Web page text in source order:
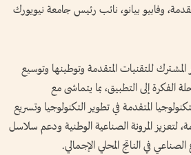
وفابيو بيانو، نائب رئيس جامعة نيويورك
للتقنيات المتقدمة وتوطينها وتوسيع
الفكرة إلى التطبيق، بما يتماشى مع
المتقدمة في تطوير التكنولوجيا وتسريع
لتعزيز المرونة الصناعية الوطنية ودعم سلاسل
في الناتج المحلي الإجمالي.